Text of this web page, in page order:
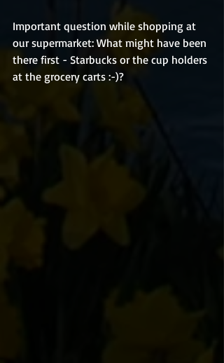
Important question while shopping at
our supermarket: What might have been
there first - Starbucks or the cup holders
at the grocery carts :-)?